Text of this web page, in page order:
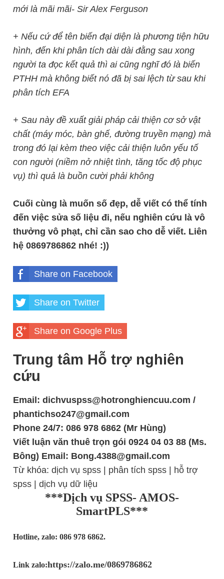
mới là mãi mãi- Sir Alex Ferguson
+ Nếu cứ để tên biến đại diện là phương tiện hữu
hình, đến khi phân tích dài dài đằng sau xong
người ta đọc kết quả thì ai cũng nghĩ đó là biến
PTHH mà không biết nó đã bị sai lệch từ sau khi
phân tích EFA
+ Sau này đề xuất giải pháp cải thiện cơ sở vật
chất (máy móc, bàn ghế, đường truyền mạng) mà
trong đó lại kèm theo việc cải thiện luôn yếu tố
con người (niềm nở nhiệt tình, tăng tốc độ phục
vụ) thì quả là buồn cười phải không
Cuối cùng là muốn số đẹp, dễ viết có thể tính
đến việc sửa số liệu đi, nếu nghiên cứu là vô
thưởng vô phạt, chỉ cần sao cho dễ viết. Liên
hệ 0869786862 nhé! :))
Share on Facebook
Share on Twitter
Share on Google Plus
Trung tâm Hỗ trợ nghiên
cứu
Email: dichvuspss@hotronghiencuu.com /
phantichso247@gmail.com
Phone 24/7: 086 978 6862 (Mr Hùng)
Viết luận văn thuê trọn gói 0924 04 03 88 (Ms.
Bông) Email: Bong.4388@gmail.com
Từ khóa: dịch vụ spss phân tích spss
hỗ trợ
spss
dịch vụ dữ liệu
***Dịch vụ SPSS- AMOS-
SmartPLS***
Hotline, zalo: 086 978 6862.
Link zalo:https://zalo.me/0869786862